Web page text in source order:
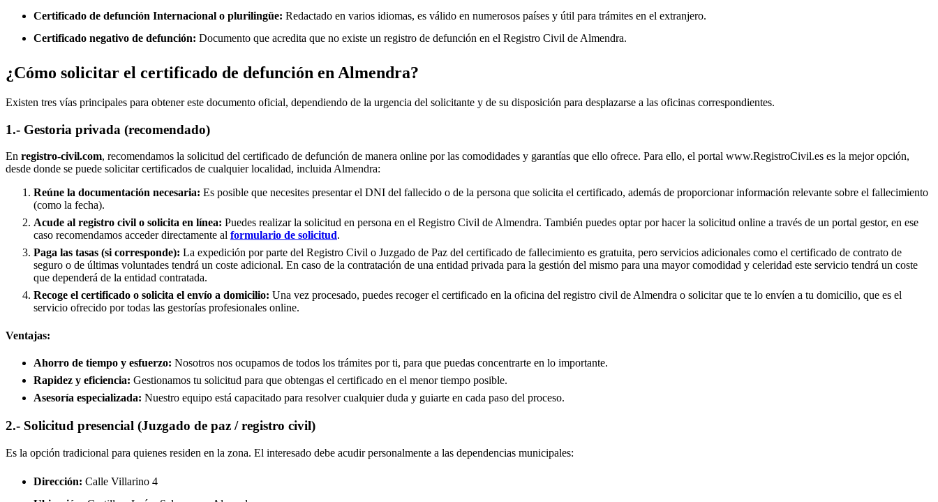
Certificado de defunción Internacional o plurilingüe: Redactado en varios idiomas, es válido en numerosos países y útil para trámites en el extranjero.
Certificado negativo de defunción: Documento que acredita que no existe un registro de defunción en el Registro Civil de Almendra.
¿Cómo solicitar el certificado de defunción en Almendra?
Existen tres vías principales para obtener este documento oficial, dependiendo de la urgencia del solicitante y de su disposición para desplazarse a las oficinas correspondientes.
1.- Gestoria privada (recomendado)
En registro-civil.com, recomendamos la solicitud del certificado de defunción de manera online por las comodidades y garantías que ello ofrece. Para ello, el portal www.RegistroCivil.es es la mejor opción,
desde donde se puede solicitar certificados de cualquier localidad, incluida Almendra:
Reúne la documentación necesaria: Es posible que necesites presentar el DNI del fallecido o de la persona que solicita el certificado, además de proporcionar información relevante sobre el fallecimiento
(como la fecha).
Acude al registro civil o solicita en línea: Puedes realizar la solicitud en persona en el Registro Civil de Almendra. También puedes optar por hacer la solicitud online a través de un portal gestor, en ese
caso recomendamos acceder directamente al formulario de solicitud.
Paga las tasas (si corresponde): La expedición por parte del Registro Civil o Juzgado de Paz del certificado de fallecimiento es gratuita, pero servicios adicionales como el certificado de contrato de
seguro o de últimas voluntades tendrá un coste adicional. En caso de la contratación de una entidad privada para la gestión del mismo para una mayor comodidad y celeridad este servicio tendrá un coste
que dependerá de la entidad contratada.
Recoge el certificado o solicita el envío a domicilio: Una vez procesado, puedes recoger el certificado en la oficina del registro civil deAlmendra o solicitar que te lo envíen a tu domicilio, que es el
servicio ofrecido por todas las gestorías profesionales online.
Ventajas:
Ahorro de tiempo y esfuerzo: Nosotros nos ocupamos de todos los trámites por ti, para que puedas concentrarte en lo importante.
Rapidez y eficiencia: Gestionamos tu solicitud para que obtengas el certificado en el menor tiempo posible.
Asesoría especializada: Nuestro equipo está capacitado para resolver cualquier duda y guiarte en cada paso del proceso.
2.- Solicitud presencial (Juzgado de paz / registro civil)
Es la opción tradicional para quienes residen en la zona. El interesado debe acudir personalmente a las dependencias municipales:
Dirección: Calle Villarino 4